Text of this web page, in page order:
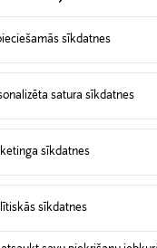
sīkdatnes
satura sīkdatnes
sīkdatnes
sīkdatnes